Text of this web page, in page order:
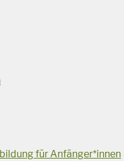
für Anfänger*innen